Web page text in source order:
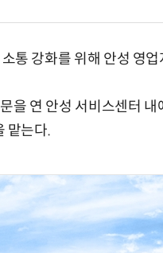
통 강화를 위해 안성 영
을 연 안성 서비스센터
맡는다.